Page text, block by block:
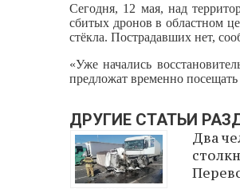
Сегодня, 12 мая, над
сбитых дронов в областном
стёкла. Пострадавших нет,
«Уже начались
предложат временно
ДРУГИЕ СТАТЬИ
Два